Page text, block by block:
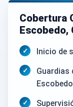
Cobertura
Escobedo,
Inicio de
Guardias
Escobedo